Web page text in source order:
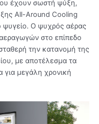
έχουν σωστή ψύξη,
All-Around Cooling
Ο ψυχρός αέρας
στο επίπεδο
την κατανομή της
με αποτέλεσμα τα
για μεγάλη χρονική